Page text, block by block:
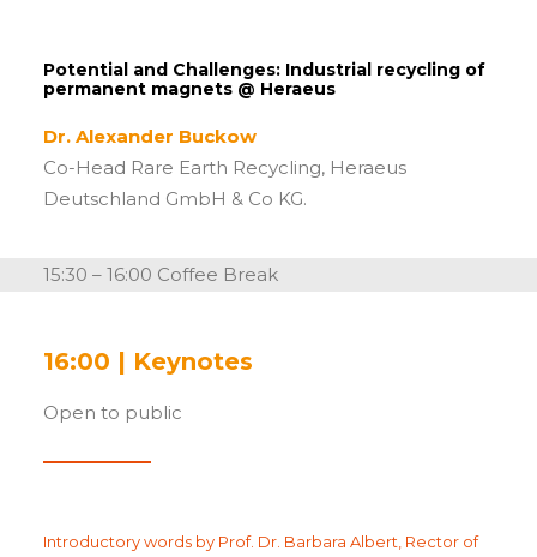
Potential and Challenges: Industrial recycling of
permanent magnets @ Heraeus
Dr. Alexander Buckow
Co-Head Rare Earth Recycling, Heraeus
Deutschland GmbH & Co KG.
15:30 – 16:00 Coffee Break
16:00 | Keynotes
Open to public
Introductory words by Prof. Dr. Barbara Albert, Rector of